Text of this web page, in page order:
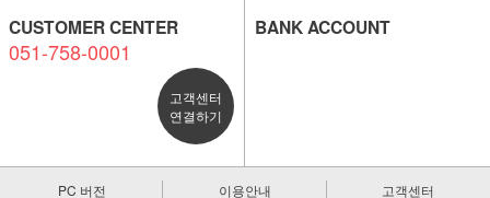
CUSTOMER CENTER
051-758-0001
고객센터
연결하기
BANK ACCOUNT
PC 버전 이용안내 고객센터